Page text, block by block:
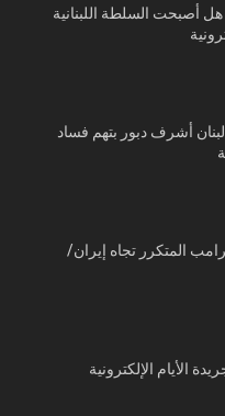
أصبحت السلطة اللبنانية
أشرف دبور بتهم فساد
المتكرر تجاه إيران/
الأيام الإلكترونية